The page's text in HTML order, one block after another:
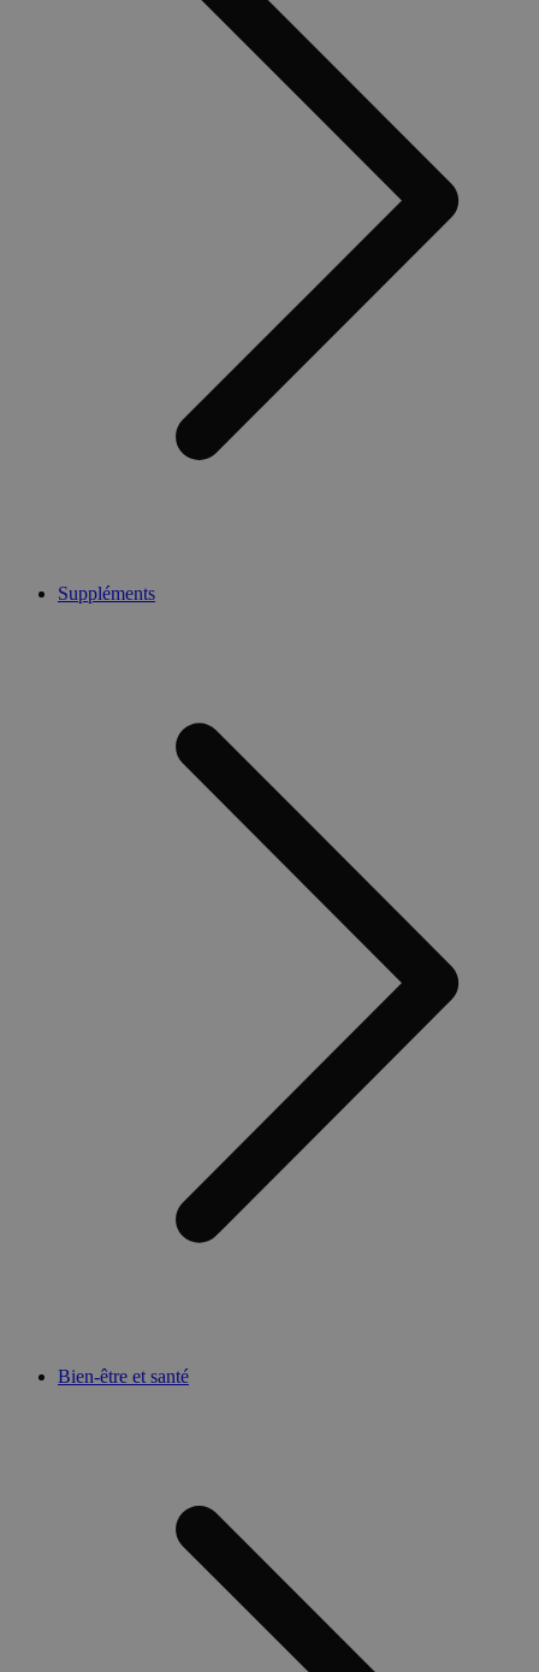
Suppléments
Bien-être et santé